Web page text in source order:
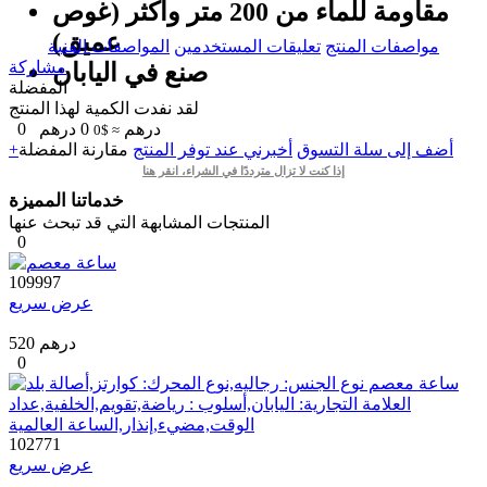
مقاومة للماء من 200 متر واکثر (غوص
عميق)
صنع في اليابان
مواصفات المنتج تعليقات المستخدمين المواصفات الفنية
مشاركة
المفضلة
لقد نفدت الكمية لهذا المنتج
0
درهم ≈ $0
0 درهم
+أضف إلى سلة التسوق أخبرني عند توفر المنتج مقارنة المفضلة
إذا كنت لا تزال مترددًا في الشراء، انقر هنا
خدماتنا المميزة
المنتجات المشابهة التي قد تبحث عنها
0
109997
عرض سريع
520 درهم
0
102771
عرض سريع